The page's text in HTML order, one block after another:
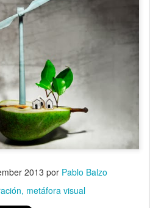
2013 por Pablo Balzo
metáfora visual